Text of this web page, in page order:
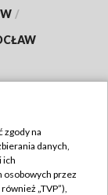
/
zgody na
danych,
ich
osobowych przez
„TVP”),